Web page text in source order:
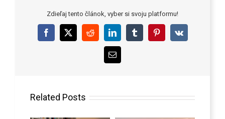
Zdieľaj tento článok, vyber si svoju platformu!
Facebook
X RedditLinkedInTumblrPinterest
Vk
Email
Related Posts